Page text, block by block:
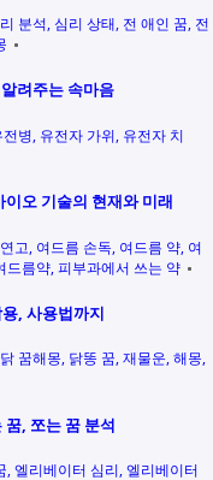
분석 심리 상태 전 애인 꿈 전
려주는 속마음
전병 유전자 가위 유전자 치
오 기술의 현재와 미래
고 여드름 손독 여드름 약 여
드름약 피부과에서 쓰는 약
, 사용법까지
닭 꿈해몽 닭똥 꿈 재물운 해몽
, 쪼는 꿈 분석
엘리베이터 심리 엘리베이터